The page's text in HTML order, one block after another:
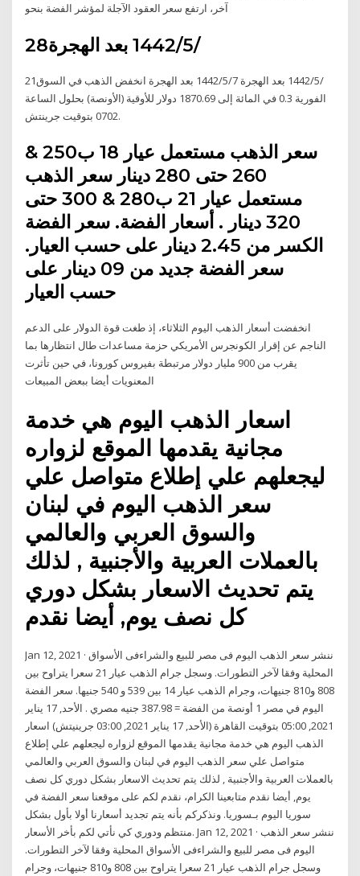
آخر، ارتفع سعر العقود الآجلة لمؤشر الفضة بنحو
28‏‏/5‏‏/1442 بعد الهجرة
21‏‏/5‏‏/1442 بعد الهجرة 7‏‏/5‏‏/1442 بعد الهجرة انخفض الذهب في السوق
الفورية 0.3 في المائة إلى 1870.69 دولار للأوقية (الأونصة) بحلول الساعة
0702 بتوقيت جرينتش.
سعر الذهب مستعمل عيار 18 ب250 &
260 حتى 280 دينار سعر الذهب
مستعمل عيار 21 ب280 & 300 حتى
320 دينار . أسعار الفضة. سعر الفضة
الكسر من 2.45 دينار على حسب العيار.
سعر الفضة جديد من 09 دينار على
حسب العيار
انخفضت أسعار الذهب اليوم الثلاثاء، إذ طغت قوة الدولار على الدعم
الناجم عن إقرار الكونجرس الأمريكي حزمة مساعدات طال انتظارها بما
يقرب من 900 مليار دولار مرتبطة بفيروس كورونا، في حين تأثرت
المعنويات أيضا ببعض المبيعات
اسعار الذهب اليوم هي خدمة
مجانية يقدمها الموقع لزواره
ليجعلهم علي إطلاع متواصل علي
سعر الذهب اليوم في لبنان
والسوق العربي والعالمي
بالعملات العربية والأجنبية , لذلك
يتم تحديث الاسعار بشكل دوري
كل نصف يوم, أيضا نقدم
Jan 12, 2021 · ننشر سعر الذهب اليوم فى مصر للبيع والشراءفى الأسواق
المحلية وفقا لآخر التطورات. وسجل جرام الذهب عيار 21 سعرا يتراوح بين
808 و810 جنيهات، وجرام الذهب عيار 14 بين 539 و 540 جنيها. سعر الفضة
اليوم في مصر 1 أونصة من الفضة = 387.98 جنيه مصري . الأحد, 17 يناير
2021, 05:00 بتوقيت القاهرة (الأحد, 17 يناير 2021, 03:00 جرينيتش) اسعار
الذهب اليوم هي خدمة مجانية يقدمها الموقع لزواره ليجعلهم علي إطلاع
متواصل علي سعر الذهب اليوم في لبنان والسوق العربي والعالمي
بالعملات العربية والأجنبية , لذلك يتم تحديث الاسعار بشكل دوري كل نصف
يوم, أيضا نقدم متابعينا الكرام، نقدم لكم على موقعنا سعر الفضة في
سوريا اليوم بـسوريا. ونذكركم بأنه يتم تجديد أسعارنا أولا بأول بشكل
منتظم ودوري كي نأتي لكم بأخر الأسعار. Jan 12, 2021 · ننشر سعر الذهب
اليوم فى مصر للبيع والشراءفى الأسواق المحلية وفقا لآخر التطورات.
وسجل جرام الذهب عيار 21 سعرا يتراوح بين 808 و810 جنيهات، وجرام